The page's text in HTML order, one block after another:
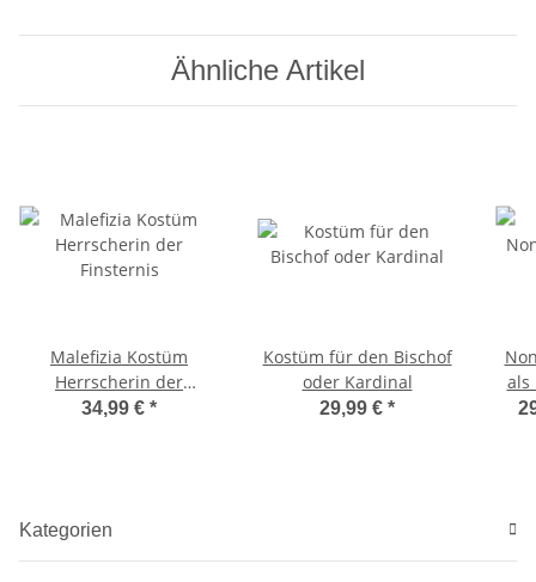
Ähnliche Artikel
Malefizia Kostüm
Herrscherin der
Finsternis
34,99 € *
Kostüm für den Bischof
oder Kardinal
29,99 € *
als
Kategorien